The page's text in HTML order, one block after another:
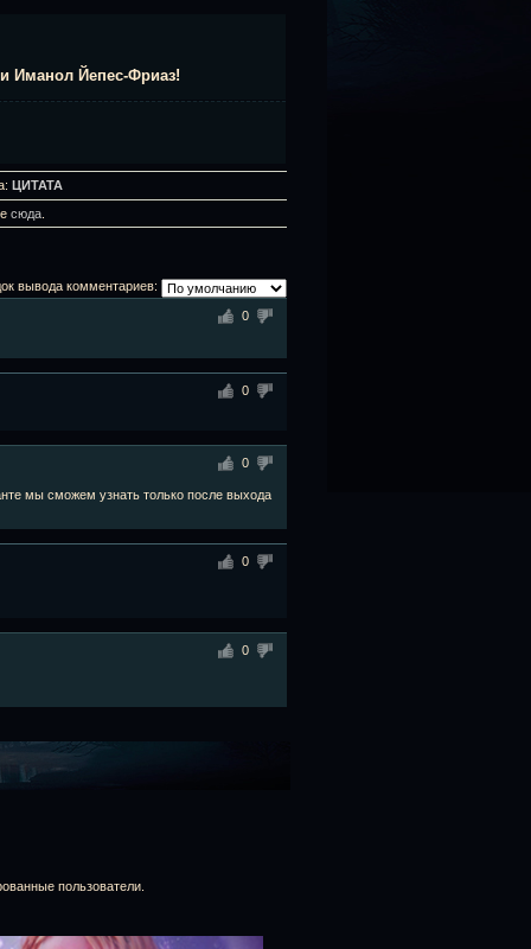
Иманол Йепес-Фриаз!
ЦИТАТА
сюда
вывода комментариев:
0
0
0
мы сможем узнать только после выхода
0
0
пользователи.